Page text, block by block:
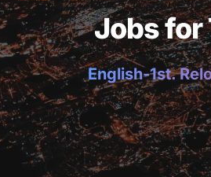
Jobs for
English-1st.